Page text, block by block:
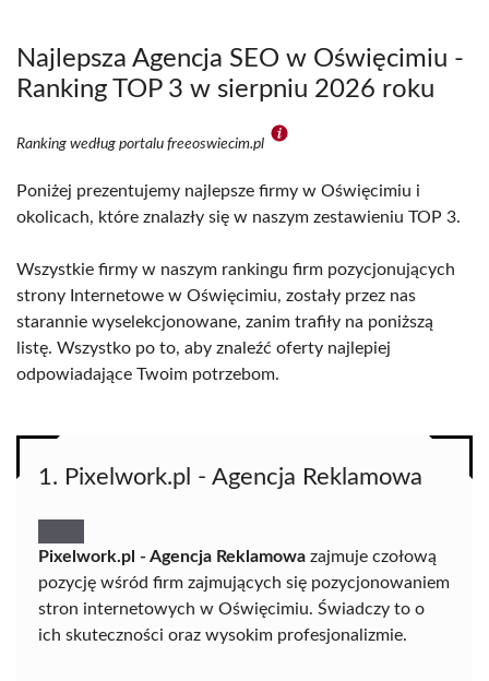
Najlepsza Agencja SEO w Oświęcimiu -
Ranking TOP 3 w sierpniu 2026 roku
Ranking według portalu freeoswiecim.pl
Poniżej prezentujemy najlepsze firmy w Oświęcimiu i
okolicach, które znalazły się w naszym zestawieniu TOP 3.
Wszystkie firmy w naszym rankingu firm pozycjonujących
strony Internetowe w Oświęcimiu, zostały przez nas
starannie wyselekcjonowane, zanim trafiły na poniższą
listę. Wszystko po to, aby znaleźć oferty najlepiej
odpowiadające Twoim potrzebom.
1. Pixelwork.pl - Agencja Reklamowa
Pixelwork.pl - Agencja Reklamowa zajmuje czołową
pozycję wśród firm zajmujących się pozycjonowaniem
stron internetowych w Oświęcimiu. Świadczy to o
ich skuteczności oraz wysokim profesjonalizmie.